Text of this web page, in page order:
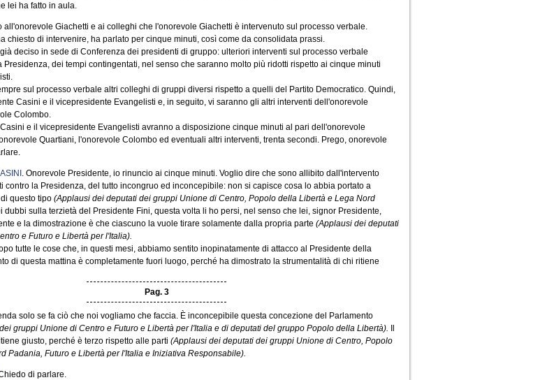
lei ha fatto in aula.
all'onorevole Giachetti e ai colleghi che l'onorevole Giachetti è intervenuto sul processo verbale.
chiesto di intervenire, ha parlato per cinque minuti, così come da consolidata prassi.
deciso in sede di Conferenza dei presidenti di gruppo: ulteriori interventi sul processo verbale
Presidenza, dei tempi contingentati, nel senso che saranno molto più ridotti rispetto ai cinque minuti
sul processo verbale altri colleghi di gruppi diversi rispetto a quelli del Partito Democratico. Quindi,
Casini e il vicepresidente Evangelisti e, in seguito, vi saranno gli altri interventi dell'onorevole
Colombo.
e il vicepresidente Evangelisti avranno a disposizione cinque minuti al pari dell'onorevole
Quartiani, l'onorevole Colombo ed eventuali altri interventi, trenta secondi. Prego, onorevole
. Onorevole Presidente, io rinuncio ai cinque minuti. Voglio dire che sono allibito dall'intervento
contro la Presidenza, del tutto incongruo ed inconcepibile: non si capisce cosa lo abbia portato a
questo tipo (Applausi dei deputati dei gruppi Unione di Centro, Popolo della Libertà e Lega Nord
dubbi sulla terzietà del Presidente Fini, questa volta li ho persi, nel senso che lei, signor Presidente,
e la dimostrazione è che ciascuno la vuole tirare solamente dalla propria parte (Applausi dei deputati
e Futuro e Libertà per l'Italia).
tutte le cose che, in questi mesi, abbiamo sentito inopinatamente di attacco al Presidente della
di questa mattina è completamente fuori luogo, perché ha dimostrato la strumentalità di chi ritiene
Pag. 3
solo se fa ciò che noi vogliamo che faccia. È inconcepibile questa concezione del Parlamento
gruppi Unione di Centro e Futuro e Libertà per l'Italia e di deputati del gruppo Popolo della Libertà).
giusto, perché è terzo rispetto alle parti (Applausi dei deputati dei gruppi Unione di Centro, Popolo
Padania, Futuro e Libertà per l'Italia e Iniziativa Responsabile).
di parlare.